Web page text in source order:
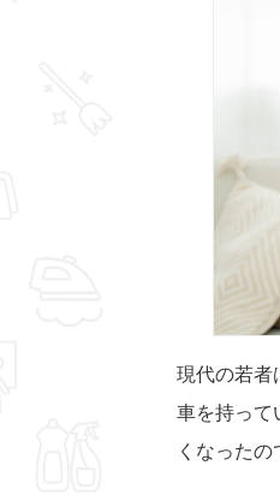
現代の若者
車を持って
くなったの